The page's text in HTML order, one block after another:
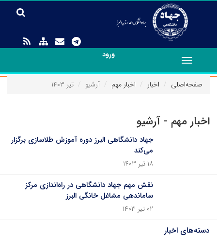
ورود
Toggle
navigation
صفحه‌اصلی
اخبار اخبار مهم آرشیو تیر ۱۴۰۳
اخبار مهم - آرشیو
جهاد دانشگاهی البرز دوره آموزش طلاسازی برگزار
می‌کند
۱۸ تیر ۱۴۰۳
نقش مهم جهاد دانشگاهی در راه‌اندازی مرکز
ساماندهی مشاغل خانگی البرز
۰۲ تیر ۱۴۰۳
دسته‌های اخبار